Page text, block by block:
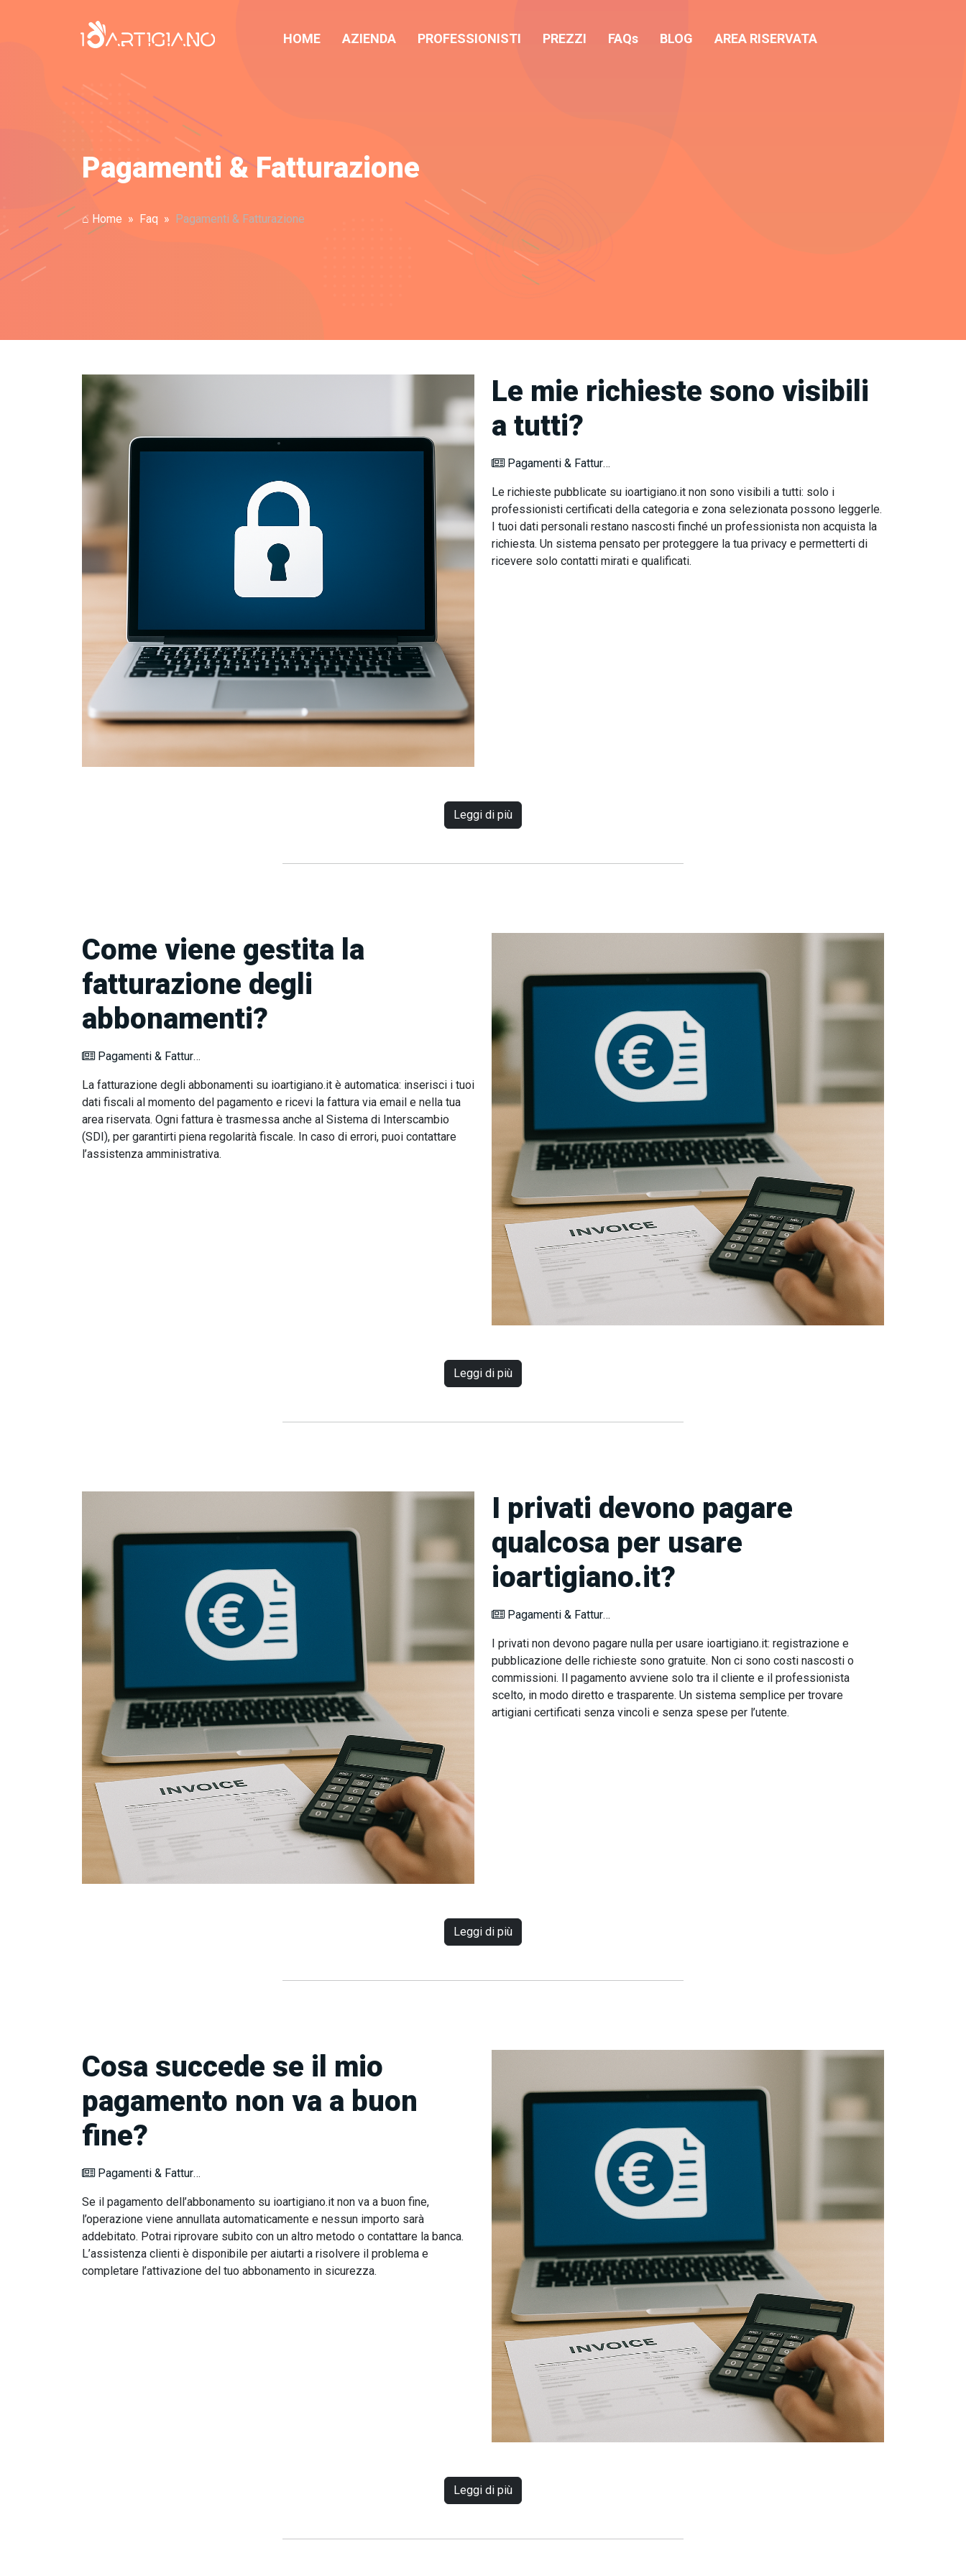
HOME AZIENDA PROFESSIONISTI PREZZI FAQs BLOG AREA RISERVATA
Pagamenti & Fatturazione
⌂ Home Faq Pagamenti & Fatturazione
Le mie richieste sono visibili
a tutti?
Pagamenti & Fatturazione
Le richieste pubblicate su ioartigiano.it non sono visibili a tutti: solo i
professionisti certificati della categoria e zona selezionata possono leggerle.
I tuoi dati personali restano nascosti finché un professionista non acquista la
richiesta. Un sistema pensato per proteggere la tua privacy e permetterti di
ricevere solo contatti mirati e qualificati.
Leggi di più
Come viene gestita la
fatturazione degli
abbonamenti?
Pagamenti & Fatturazione
La fatturazione degli abbonamenti su ioartigiano.it è automatica: inserisci i tuoi
dati fiscali al momento del pagamento e ricevi la fattura via email e nella tua
area riservata. Ogni fattura è trasmessa anche al Sistema di Interscambio
(SDI), per garantirti piena regolarità fiscale. In caso di errori, puoi contattare
l’assistenza amministrativa.
Leggi di più
I privati devono pagare
qualcosa per usare
ioartigiano.it?
Pagamenti & Fatturazione
I privati non devono pagare nulla per usare ioartigiano.it: registrazione e
pubblicazione delle richieste sono gratuite. Non ci sono costi nascosti o
commissioni. Il pagamento avviene solo tra il cliente e il professionista
scelto, in modo diretto e trasparente. Un sistema semplice per trovare
artigiani certificati senza vincoli e senza spese per l’utente.
Leggi di più
Cosa succede se il mio
pagamento non va a buon
fine?
Pagamenti & Fatturazione
Se il pagamento dell’abbonamento su ioartigiano.it non va a buon fine,
l’operazione viene annullata automaticamente e nessun importo sarà
addebitato. Potrai riprovare subito con un altro metodo o contattare la banca.
L’assistenza clienti è disponibile per aiutarti a risolvere il problema e
completare l’attivazione del tuo abbonamento in sicurezza.
Leggi di più